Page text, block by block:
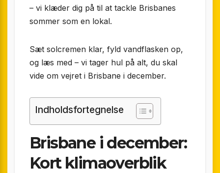
– vi klæder dig på til at tackle Brisbanes
sommer som en lokal.
Sæt solcremen klar, fyld vandflasken op,
og læs med – vi tager hul på alt, du skal
vide om vejret i Brisbane i december.
Indholdsfortegnelse
Brisbane i december:
Kort klimaoverblik